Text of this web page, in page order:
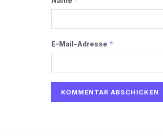
E-Mail-Adresse *